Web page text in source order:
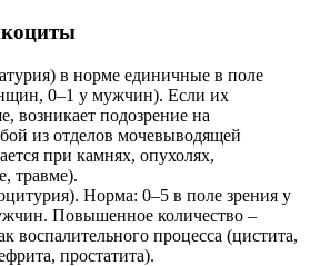
в норме единичные в поле
0–1 у мужчин). Если их
возникает подозрение на
из отделов мочевыводящей
при камнях, опухолях,
травме).
Норма: 0–5 в поле зрения у
Повышенное количество –
воспалительного процесса (цистита,
простатита).